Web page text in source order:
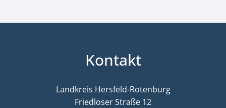
Kontakt
Landkreis Hersfeld-Rotenburg
Friedloser Straße 12